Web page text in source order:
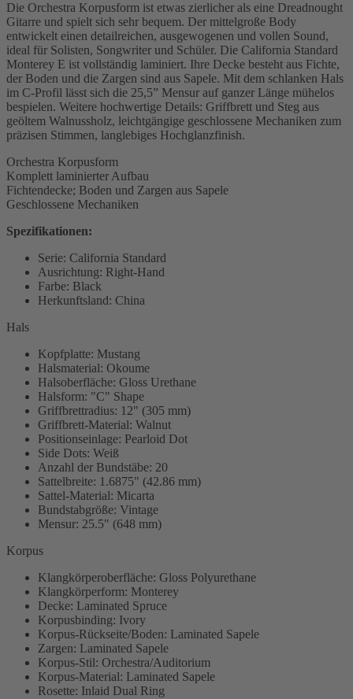
Die Orchestra Korpusform ist etwas zierlicher als eine Dreadnought
Gitarre und spielt sich sehr bequem. Der mittelgroße Body
entwickelt einen detailreichen, ausgewogenen und vollen Sound,
ideal für Solisten, Songwriter und Schüler. Die California Standard
Monterey E ist vollständig laminiert. Ihre Decke besteht aus Fichte,
der Boden und die Zargen sind aus Sapele. Mit dem schlanken Hals
im C-Profil lässt sich die 25,5” Mensur auf ganzer Länge mühelos
bespielen. Weitere hochwertige Details: Griffbrett und Steg aus
geöltem Walnussholz, leichtgängige geschlossene Mechaniken zum
präzisen Stimmen, langlebiges Hochglanzfinish.
Orchestra Korpusform
Komplett laminierter Aufbau
Fichtendecke; Boden und Zargen aus Sapele
Geschlossene Mechaniken
Spezifikationen:
Serie: California Standard
Ausrichtung: Right-Hand
Farbe: Black
Herkunftsland: China
Hals
Kopfplatte: Mustang
Halsmaterial: Okoume
Halsoberfläche: Gloss Urethane
Halsform: "C" Shape
Griffbrettradius: 12" (305 mm)
Griffbrett-Material: Walnut
Positionseinlage: Pearloid Dot
Side Dots: Weiß
Anzahl der Bundstäbe: 20
Sattelbreite: 1.6875" (42.86 mm)
Sattel-Material: Micarta
Bundstabgröße: Vintage
Mensur: 25.5" (648 mm)
Korpus
Klangkörperoberfläche: Gloss Polyurethane
Klangkörperform: Monterey
Decke: Laminated Spruce
Korpusbinding: Ivory
Korpus-Rückseite/Boden: Laminated Sapele
Zargen: Laminated Sapele
Korpus-Stil: Orchestra/Auditorium
Korpus-Material: Laminated Sapele
Rosette: Inlaid Dual Ring